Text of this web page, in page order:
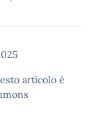
articolo è